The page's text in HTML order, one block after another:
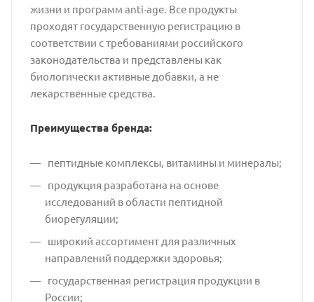
жизни и программ anti-age. Все продукты
проходят государственную регистрацию в
соответствии с требованиями российского
законодательства и представлены как
биологически активные добавки, а не
лекарственные средства.
Преимущества бренда:
пептидные комплексы, витамины и минералы;
продукция разработана на основе
исследований в области пептидной
биорегуляции;
широкий ассортимент для различных
направлений поддержки здоровья;
государственная регистрация продукции в
России;